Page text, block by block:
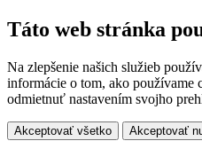
Táto web stránka
Na zlepšenie našich služieb
informácie o tom, ako používame
odmietnuť nastavením svojho
Akceptovať všetko Akceptovať